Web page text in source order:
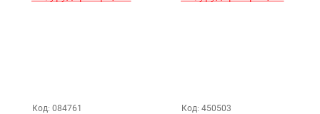
Код: 084761 Код: 450503